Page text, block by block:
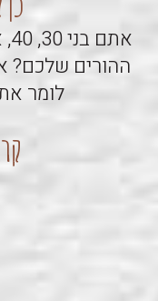
ההורים שלכם?
לומר